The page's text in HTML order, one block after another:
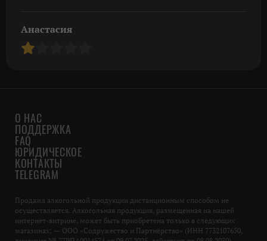
Анастасия
О НАС
ПОДДЕРЖКА
FAQ
ЮРИДИЧЕСКОЕ
КОНТАКТЫ
TELEGRAM
Продажа алкогольной продукции дистанционным способом не
осуществляется. Алкогольная продукция, размещенная на нашей
интернет-витрине, может быть приобретена только в следующих
магазинах: — ООО «Содружество и Партнёрство» (ИНН 7732107650,